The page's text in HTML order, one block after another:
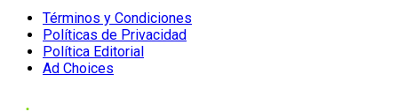
Términos y Condiciones
Políticas de Privacidad
Política Editorial
Ad Choices